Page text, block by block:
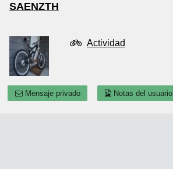
SAENZTH
Actividad
Mensaje privado Notas del usuario